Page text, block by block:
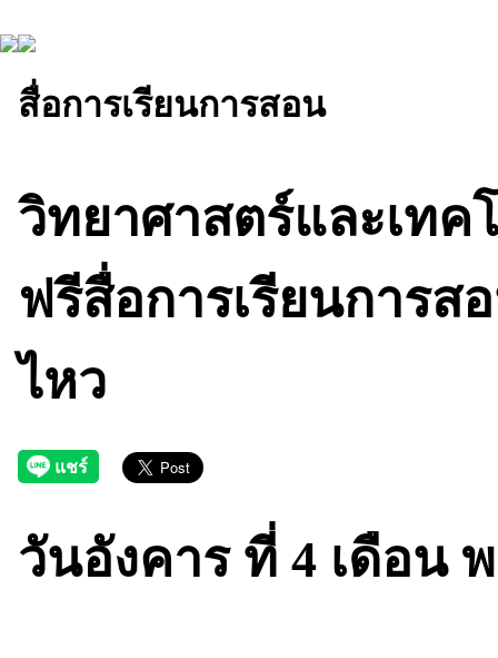
สื่อการเรียนการสอน
วิทยาศาสตร์และเทค
ฟรีสื่อการเรียนการส
ไหว
วันอังคาร ที่ 4 เดือน